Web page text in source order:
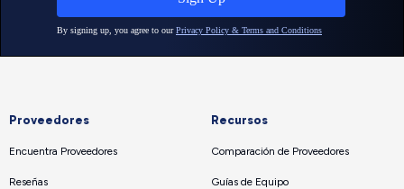
Proveedores
Encuentra Proveedores
Reseñas
Recursos
Comparación de Proveedores
Guías de Equipo